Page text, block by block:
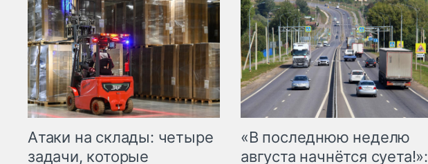
Атаки на склады: четыре
задачи, которые
«В последнюю неделю
августа начнётся суета!»: